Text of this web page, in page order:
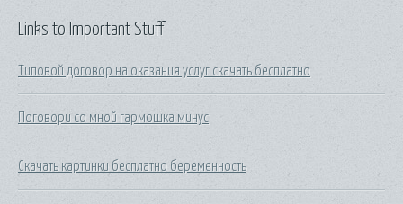
Links to Important Stuff
Типовой договор на оказания услуг скачать бесплатно
Поговори со мной гармошка минус
Скачать картинки бесплатно беременность